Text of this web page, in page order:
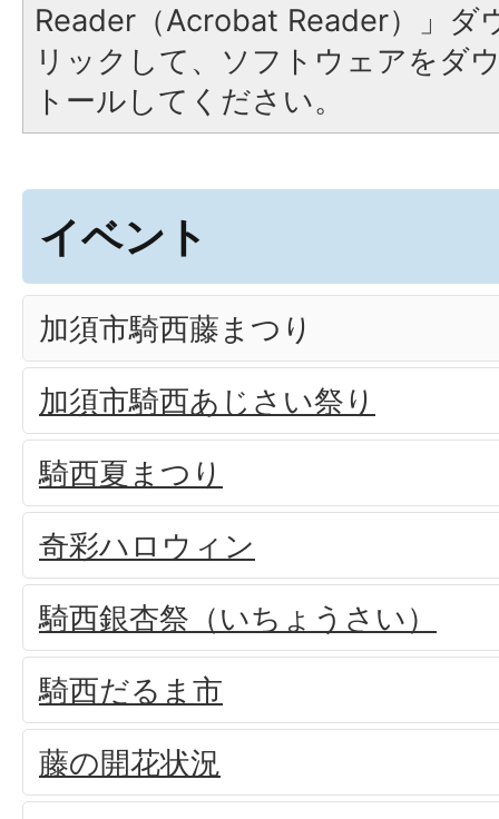
Reader（Acrobat Reader）」ダ
リックして、ソフトウェアをダ
トールしてください。
イベント
加須市騎西藤まつり
加須市騎西あじさい祭り
騎西夏まつり
奇彩ハロウィン
騎西銀杏祭（いちょうさい）
騎西だるま市
藤の開花状況